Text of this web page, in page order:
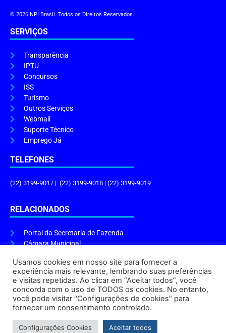
© 2026 NPI Brasil. Todos os Direitos Reservados.
SERVIÇOS
Transparência
IPTU
Concursos
ISS
Turismo
Outros Serviços
Webmail
Suporte Técnico
Emprego Já
TELEFONES
(22) 3199-9017 | (22) 3199-9018 | (22) 3199-9019
RELACIONADOS
Portal da Secretaria de Fazenda
Câmara Municipal
ENDEREÇO E HORÁRIO
Endereço:Praça Tiradentes, s/n – Centro, Cabo Frio – RJ, 28906-290
Atendimento do Protocolo Geral da Prefeitura:9h às 16h
Horário de Funcionamento:8h às 17h
Usamos cookies em nosso site para fornecer a
experiência mais relevante, lembrando suas preferências
e visitas repetidas. Ao clicar em “Aceitar todos”, você
concorda com o uso de TODOS os cookies. No entanto,
você pode visitar "Configurações de cookies" para
fornecer um consentimento controlado.
Configurações Cookies Aceitar todos